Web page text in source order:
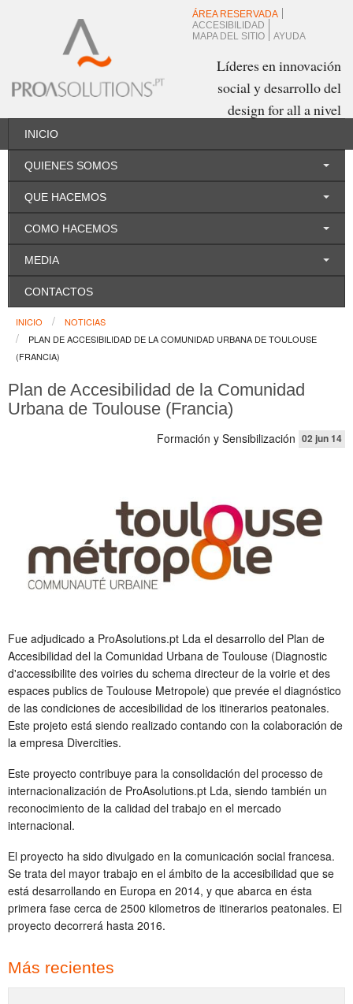
ÁREA RESERVADA
ACCESIBILIDAD
MAPA DEL SITIO
AYUDA
Líderes en innovación
social y desarrollo del
design for all a nivel
INICIO
QUIENES SOMOS
QUE HACEMOS
COMO HACEMOS
MEDIA
CONTACTOS
INICIO
NOTICIAS
PLAN DE ACCESIBILIDAD DE LA COMUNIDAD URBANA DE TOULOUSE
(FRANCIA)
Plan de Accesibilidad de la Comunidad
Urbana de Toulouse (Francia)
Formación y Sensibilización 02 jun 14
Fue adjudicado a ProAsolutions.pt Lda el desarrollo del Plan de
Accesibilidad del la Comunidad Urbana de Toulouse (Diagnostic
d'accessibilite des voiries du schema directeur de la voirie et des
espaces publics de Toulouse Metropole) que prevée el diagnóstico
de las condiciones de accesibilidad de los itinerarios peatonales.
Este projeto está siendo realizado contando con la colaboración de
la empresa Divercities.
Este proyecto contribuye para la consolidación del processo de
internacionalización de ProAsolutions.pt Lda, siendo también un
reconocimiento de la calidad del trabajo en el mercado
internacional.
El proyecto ha sido divulgado en la comunicación social francesa.
Se trata del mayor trabajo en el ámbito de la accesibilidad que se
está desarrollando en Europa en 2014, y que abarca en ésta
primera fase cerca de 2500 kilometros de itinerarios peatonales. El
proyecto decorrerá hasta 2016.
Más recientes